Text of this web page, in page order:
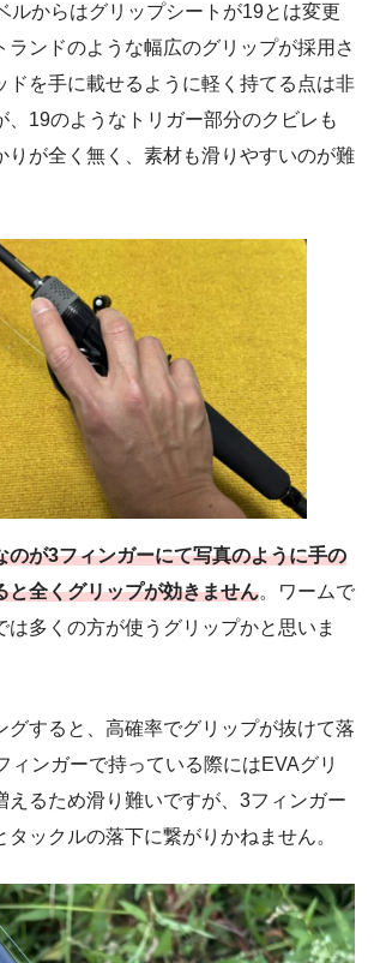
ルからはグリップシートが19とは変更
ランドのような幅広のグリップが採用さ
ドを手に載せるように軽く持てる点は非
、19のようなトリガー部分のクビレも
りが全く無く、素材も滑りやすいのが難
のが3フィンガーにて写真のように手の
と全くグリップが効きません。ワームで
は多くの方が使うグリップかと思いま
グすると、高確率でグリップが抜けて落
ィンガーで持っている際にはEVAグリ
えるため滑り難いですが、3フィンガー
タックルの落下に繋がりかねません。